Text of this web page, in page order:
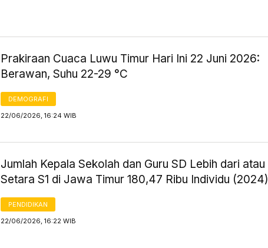
Prakiraan Cuaca Luwu Timur Hari Ini 22 Juni 2026:
Berawan, Suhu 22-29 °C
DEMOGRAFI
22/06/2026, 16:24 WIB
Jumlah Kepala Sekolah dan Guru SD Lebih dari atau
Setara S1 di Jawa Timur 180,47 Ribu Individu (2024)
PENDIDIKAN
22/06/2026, 16:22 WIB